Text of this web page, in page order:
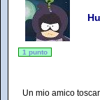
1 punto
Un mio amico